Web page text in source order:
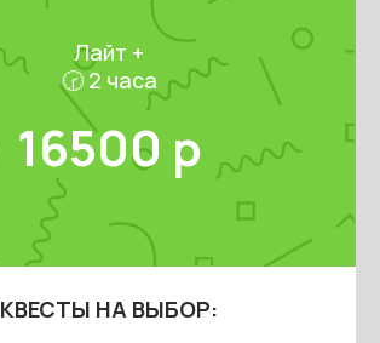
Лайт +
🕝 2 часа
16500 р
КВЕСТЫ НА ВЫБОР: